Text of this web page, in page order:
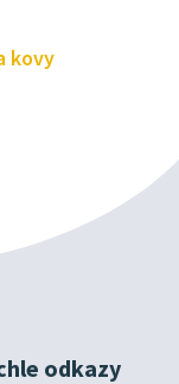
kovy
odkazy